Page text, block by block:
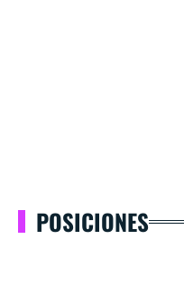
POSICIONES